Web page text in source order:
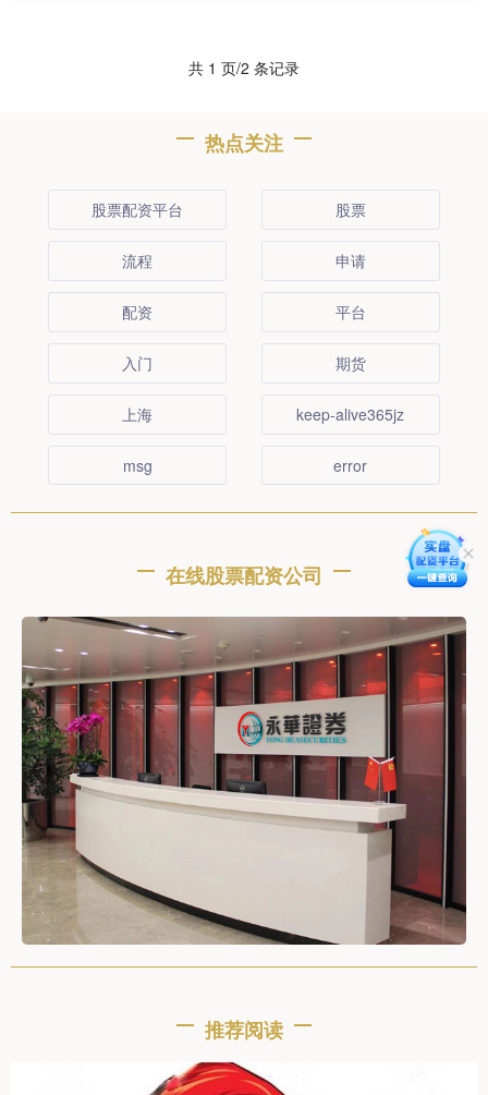
共 1 页/2 条记录
热点关注
股票配资平台 股票
流程 申请
配资 平台
入门 期货
上海 keep-alive365jz
msg error
在线股票配资公司
推荐阅读